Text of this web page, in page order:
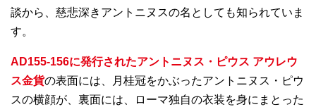
談から、慈悲深きアントニヌスの名としても知られていま
す。
AD155-156に発行されたアントニヌス・ピウス アウレウ
ス金貨の表面には、月桂冠をかぶったアントニヌス・ピウ
スの横顔が、裏面には、ローマ独自の衣装を身にまとった